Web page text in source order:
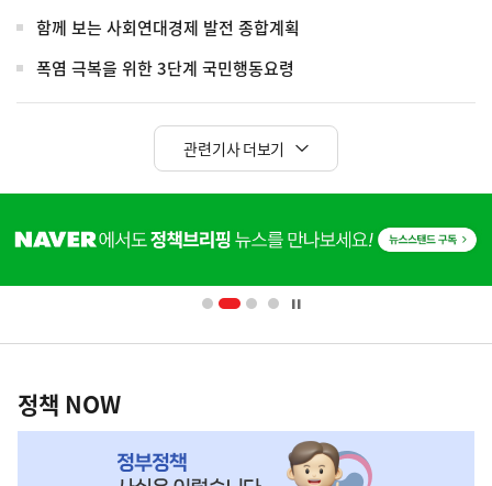
함께 보는 사회연대경제 발전 종합계획
폭염 극복을 위한 3단계 국민행동요령
관련기사 더보기
단
영
책
NOW,
정책 NOW